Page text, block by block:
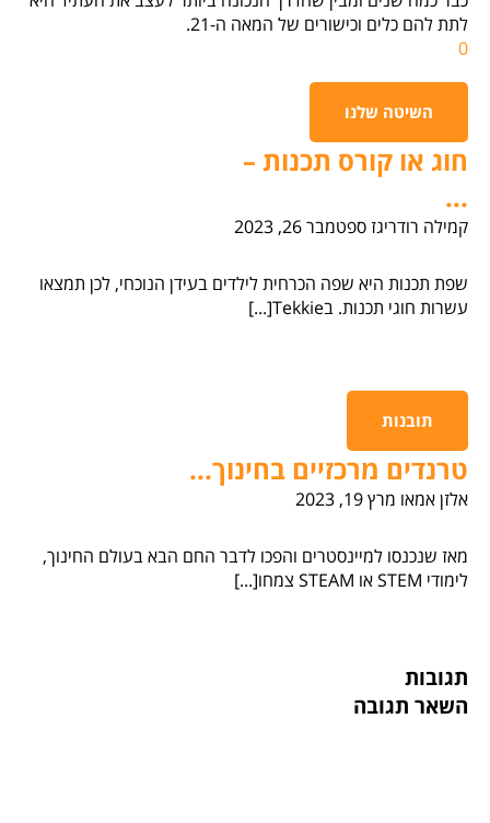
לתת להם כלים וכישורים של המאה ה-21.
0
השיטה שלנו
חוג או קורס תכנות –
...
קמילה רודריגזספטמבר 26, 2023
שפת תכנות היא שפה הכרחית לילדים בעידן הנוכחי, לכן תמצאו
עשרות חוגי תכנות. בTekkie[...]
תובנות
טרנדים מרכזיים בחינוך...
אלזן אמאו מרץ 19, 2023
מאז שנכנסו למיינסטרים והפכו לדבר החם הבא בעולם החינוך,
לימודי STEM או STEAM צמחו[...]
תגובות
השאר תגובה